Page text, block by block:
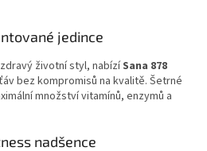
jedince
životní styl, nabízíSana 878
bez kompromisů na kvalitě. Šetrné
množství vitamínů, enzymů a
nadšence